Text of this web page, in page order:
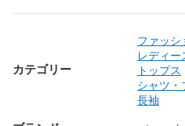
カテゴリー
ファッシ
レディー
トップス
シャツ・
長袖